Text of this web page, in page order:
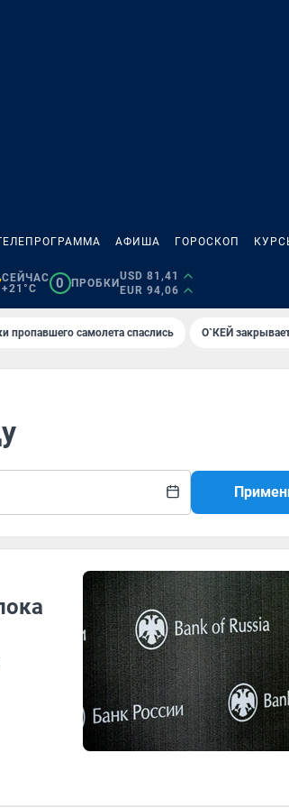
АФИША ГОРОСКОП
СЕЙЧАС
+21°C
0 ПРОБКИ
USD 81,41
EUR 94,06
пропавшего самолета спаслись О`КЕЙ